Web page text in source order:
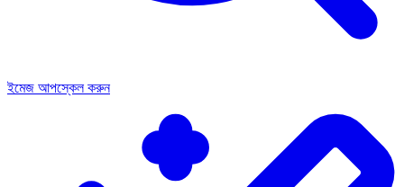
ইমেজ আপস্কেল করুন